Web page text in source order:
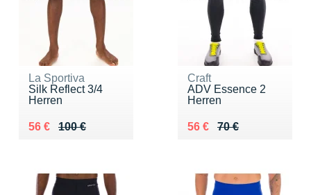
La Sportiva
Silk Reflect 3/4
Herren
100 €
Au lieu de 100 €
56 €
Vendu 56 €
Craft
ADV Essence 2
Herren
70 €
Au lieu de 70 €
56 €
Vendu 56 €